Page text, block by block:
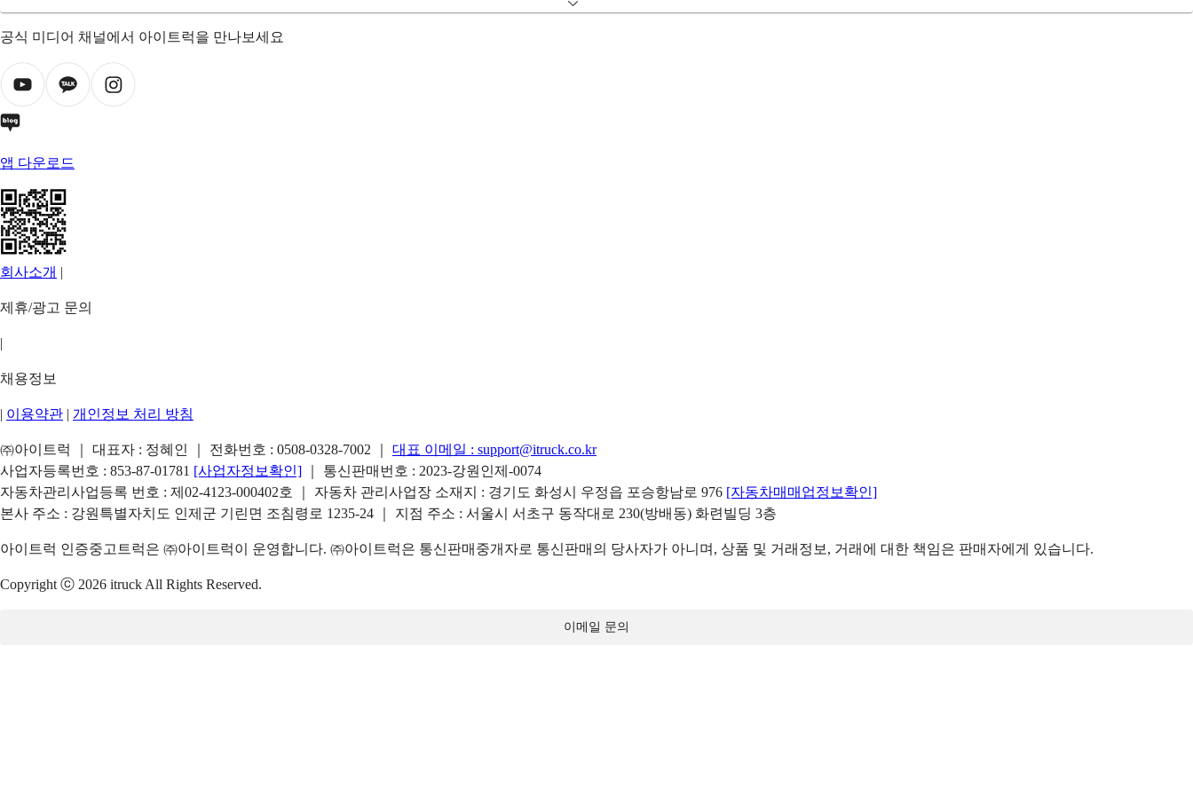
공식 미디어 채널에서 아이트럭을 만나보세요
앱 다운로드
회사소개 |
제휴/광고 문의
|
채용정보
| 이용약관 | 개인정보 처리 방침
㈜아이트럭 ｜ 대표자 : 정혜인 ｜ 전화번호 : 0508-0328-7002 대표 이메일 : support@itruck.co.kr
사업자등록번호 : 853-87-01781 [사업자정보확인]
｜ 통신판매번호 : 2023-강원인제-0074
자동차관리사업등록 번호 : 제02-4123-000402호 ｜ 자동차 관리사업장 소재지 : 경기도 화성시 우정읍 포승항남로 976 [자동차매매업정보확인]
본사 주소 : 강원특별자치도 인제군 기린면 조침령로 1235-24 ｜ 지점 주소 : 서울시 서초구 동작대로 230(방배동) 화련빌딩 3층
아이트럭 인증중고트럭은 ㈜아이트럭이 운영합니다. ㈜아이트럭은 통신판매중개자로 통신판매의 당사자가 아니며, 상품 및 거래정보, 거래에 대한 책임은 판매자에게 있습니다.
Copyright ⓒ 2026 itruck All Rights Reserved.
이메일 문의